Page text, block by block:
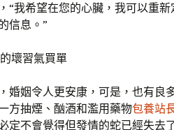
“我希望在您的心臟，我可以重
信息。”
壞習氣買單
婚姻令人更安康，可是，也有良
方抽煙、酗酒和濫用藥物包養站
定不會覺得但發情的蛇已經失去